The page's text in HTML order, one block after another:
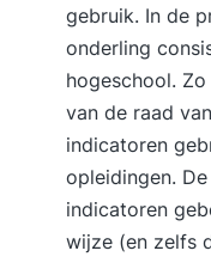
training De
Performance
vier maanden
combineert
wisselt plenaire
subgroepen. Op
van de trainer,
het einde van
gebruik. In de
onderling
hogeschool.
van de raad
indicatoren
opleidingen.
indicatoren
wijze (en zelfs